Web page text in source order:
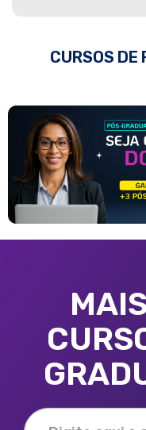
CURSOS DE